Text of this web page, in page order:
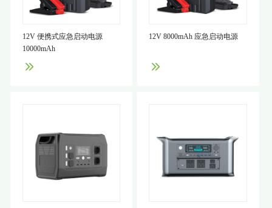
12V 便携式应急启动电源
10000mAh
12V 8000mAh 应急启动电源